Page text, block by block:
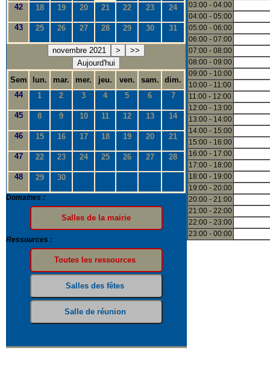
42 18 19 20 21 22 23 24
43 25 26 27 28 29 30 31
novembre 2021 >
>>
Aujourd'hui
Sem
lun. mar. mer. jeu. ven. sam.
dim.
44
1 2 3 4 5 6 7
45 8 9 10 11 12 13 14
46 15 16 17 18 19 20 21
47 22 23 24 25 26 27 28
48 29 30
Domaines :
Ressources :
03:00 - 04:00
04:00 - 05:00
05:00 - 06:00
06:00 - 07:00
07:00 - 08:00
08:00 - 09:00
09:00 - 10:00
10:00 - 11:00
11:00 - 12:00
12:00 - 13:00
13:00 - 14:00
14:00 - 15:00
15:00 - 16:00
16:00 - 17:00
17:00 - 18:00
18:00 - 19:00
19:00 - 20:00
20:00 - 21:00
21:00 - 22:00
22:00 - 23:00
23:00 - 00:00